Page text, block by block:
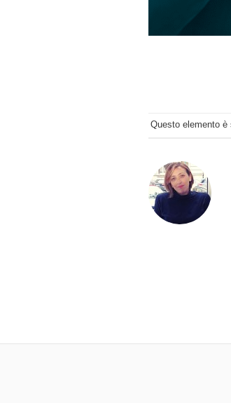
Questo elemento